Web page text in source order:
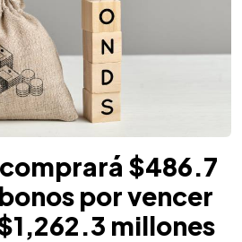
$486.7
por vencer
millones